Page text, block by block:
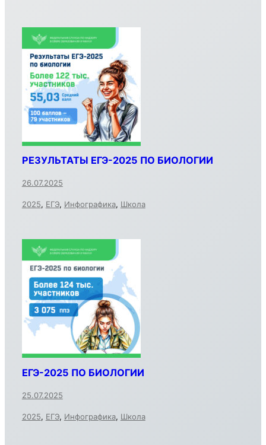
РЕЗУЛЬТАТЫ ЕГЭ-2025 ПО БИОЛОГИИ
26.07.2025
2025, ЕГЭ, Инфографика, Школа
ЕГЭ-2025 ПО БИОЛОГИИ
25.07.2025
2025, ЕГЭ, Инфографика, Школа